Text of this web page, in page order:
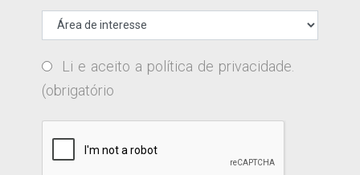
Li e aceito a política de privacidade
(obrigatório